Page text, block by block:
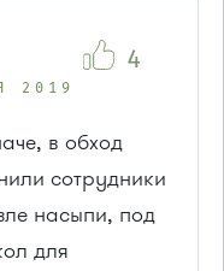
2019
в обход
сотрудники
насыпи, под
для
4